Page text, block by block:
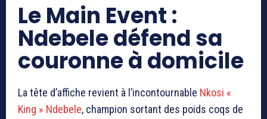
Le Main Event :
Ndebele défend sa
couronne à domicile
La tête d’affiche revient à l’incontournable Nkosi «
King » Ndebele, champion sortant des poids coqs de